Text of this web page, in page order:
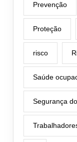
Prevenção
Proteção
risco
Saúde
Segurança